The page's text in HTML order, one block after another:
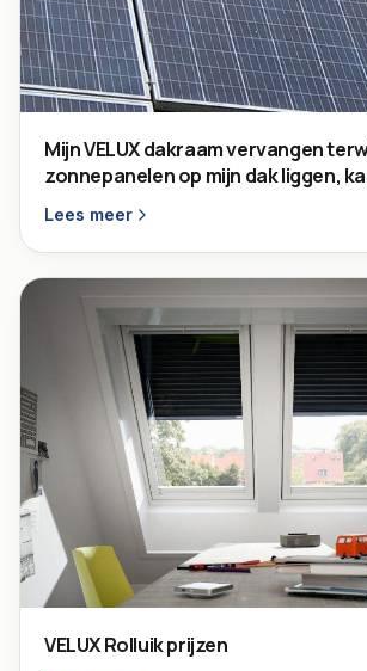
Mijn VELUX dakraam vervangen
zonnepanelen op mijn dak liggen,
Lees meer
VELUX Rolluik prijzen